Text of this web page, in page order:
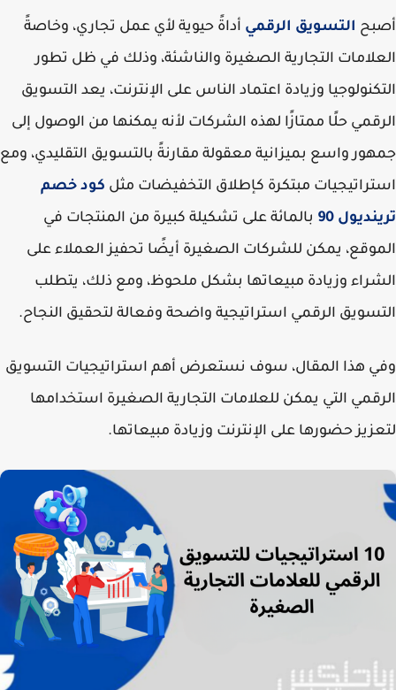
التسويق الرقميأداةً حيوية لأي عمل تجاري، وخاصةً
التجارية الصغيرة والناشئة، وذلك في ظل تطور
وزيادة اعتماد الناس على الإنترنت، يعد التسويق
حلًا ممتازًا لهذه الشركات لأنه يمكنها من الوصول إلى
واسع بميزانية معقولة مقارنةً بالتسويق التقليدي، ومع
مبتكرة كإطلاق التخفيضات مثلكود خصم
90
بالمائة على تشكيلة كبيرة من المنتجات في
يمكن للشركات الصغيرة أيضًا تحفيز العملاء على
وزيادة مبيعاتها بشكل ملحوظ، ومع ذلك، يتطلب
الرقمي استراتيجية واضحة وفعالة لتحقيق النجاح.
هذا المقال، سوف نستعرض أهم استراتيجيات التسويق
التي يمكن للعلامات التجارية الصغيرة استخدامها
حضورها على الإنترنت وزيادة مبيعاتها.